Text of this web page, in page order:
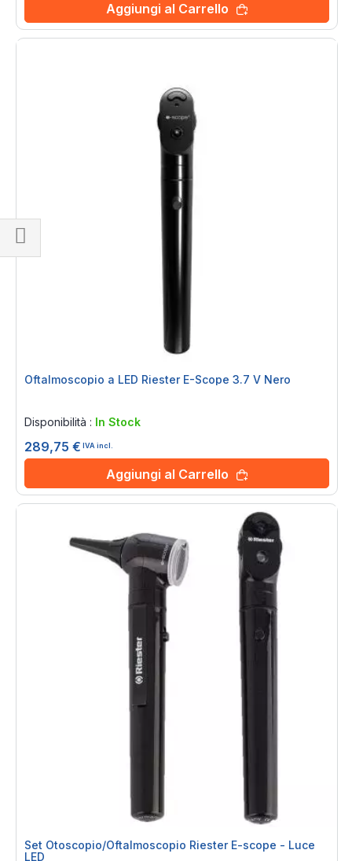
Aggiungi al Carrello
Oftalmoscopio a LED Riester E-Scope 3.7 V Nero
Disponibilità : In Stock
289,75 € IVA incl.
Aggiungi al Carrello
Set Otoscopio/Oftalmoscopio Riester E-scope - Luce
LED
Naviga